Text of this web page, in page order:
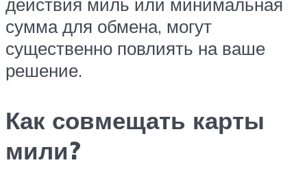
сумма для обмена, могут
существенно повлиять на ваше
решение.
Как совмещать карты
мили?